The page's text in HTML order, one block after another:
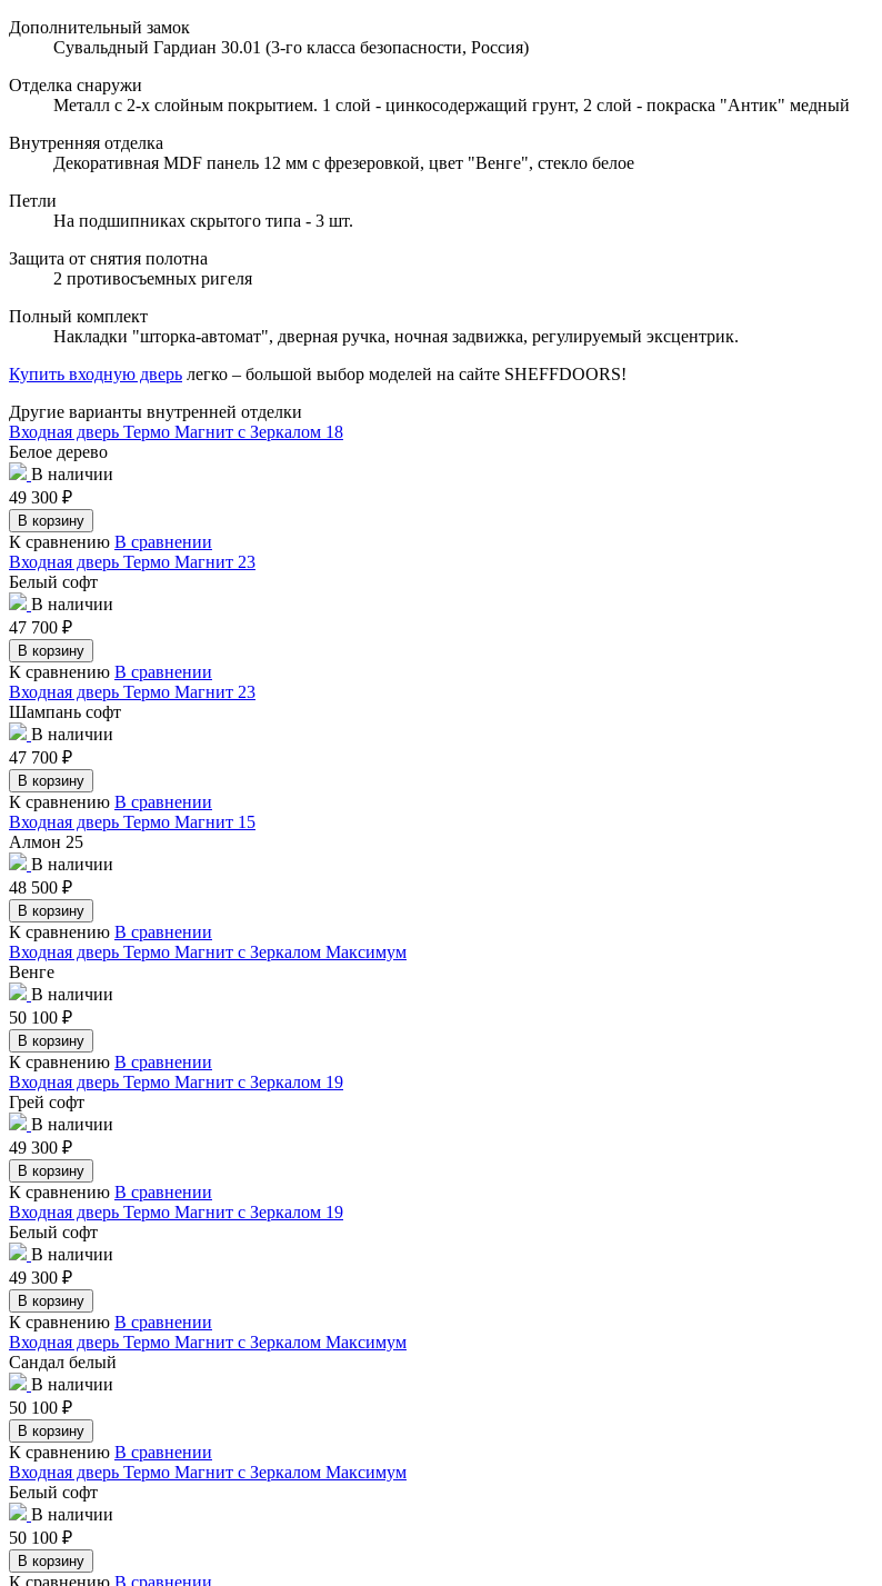
Дополнительный замок
Сувальдный Гардиан 30.01 (3-го класса безопасности, Россия)
Отделка снаружи
Металл с 2-х слойным покрытием. 1 слой - цинкосодержащий грунт, 2 слой - покраска "Антик" медный
Внутренняя отделка
Декоративная MDF панель 12 мм с фрезеровкой, цвет "Венге", стекло белое
Петли
На подшипниках скрытого типа - 3 шт.
Защита от снятия полотна
2 противосъемных ригеля
Полный комплект
Накладки "шторка-автомат", дверная ручка, ночная задвижка, регулируемый эксцентрик.
Купить входную дверь легко – большой выбор моделей на сайте SHEFFDOORS!
Другие варианты внутренней отделки
Входная дверь Термо Магнит с Зеркалом 18
Белое дерево
В наличии
49 300 ₽
В корзину
К сравнению В сравнении
Входная дверь Термо Магнит 23
Белый софт
В наличии
47 700 ₽
В корзину
К сравнению В сравнении
Входная дверь Термо Магнит 23
Шампань софт
В наличии
47 700 ₽
В корзину
К сравнению В сравнении
Входная дверь Термо Магнит 15
Алмон 25
В наличии
48 500 ₽
В корзину
К сравнению В сравнении
Входная дверь Термо Магнит с Зеркалом Максимум
Венге
В наличии
50 100 ₽
В корзину
К сравнению В сравнении
Входная дверь Термо Магнит с Зеркалом 19
Грей софт
В наличии
49 300 ₽
В корзину
К сравнению В сравнении
Входная дверь Термо Магнит с Зеркалом 19
Белый софт
В наличии
49 300 ₽
В корзину
К сравнению В сравнении
Входная дверь Термо Магнит с Зеркалом Максимум
Сандал белый
В наличии
50 100 ₽
В корзину
К сравнению В сравнении
Входная дверь Термо Магнит с Зеркалом Максимум
Белый софт
В наличии
50 100 ₽
В корзину
К сравнению В сравнении